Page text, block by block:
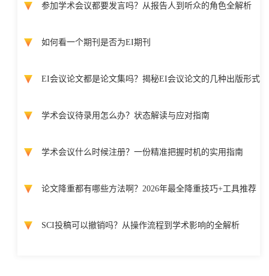
参加学术会议都要发言吗？从报告人到听众的角色全解析
如何看一个期刊是否为EI期刊
EI会议论文都是论文集吗？揭秘EI会议论文的几种出版形式
学术会议待录用怎么办？状态解读与应对指南
学术会议什么时候注册？一份精准把握时机的实用指南
论文降重都有哪些方法啊？2026年最全降重技巧+工具推荐
SCI投稿可以撤销吗？从操作流程到学术影响的全解析